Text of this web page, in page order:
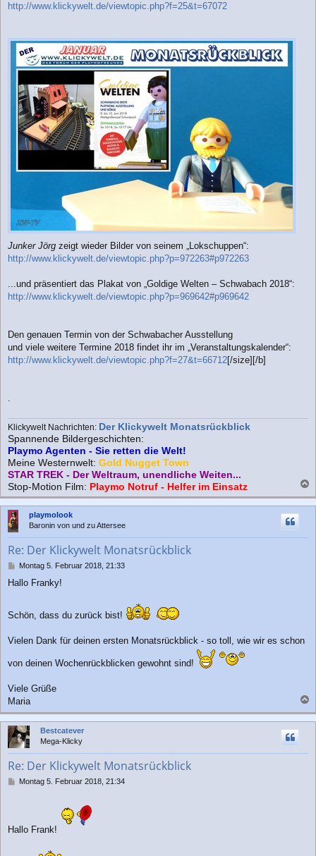
http://www.klickywelt.de/viewtopic.php?f=25&t=67072
Junker Jörg zeigt wieder Bilder von seinem „Lokschuppen“:
http://www.klickywelt.de/viewtopic.php?p=972263#p972263
...und präsentiert das Plakat von „Goldige Welten – Schwabach 2018“:
http://www.klickywelt.de/viewtopic.php?p=969642#p969642
Den genauen Termin von der Schwabacher Ausstellung
und viele weitere Termine 2018 findet ihr im „Veranstaltungskalender“:
http://www.klickywelt.de/viewtopic.php?f=27&t=66712[/size][/b]
.
Klickywelt Nachrichten: Der Klickywelt Monatsrückblick
Spannende Bildergeschichten:
Playmo Agenten - Sie retten die Welt!
Meine Westernwelt: Gold Nugget Town
STAR TREK - Der Weltraum, unendliche Weiten...
Stop-Motion Film: Playmo Notruf - Helfer im Einsatz
a
c
playmolook
Baronin von und zu Attersee
Re: Der Klickywelt Monatsrückblick
B
i
a
Montag 5. Februar 2018, 21:33
Hallo Franky!
Schön, dass du zurück bist!
Vielen Dank für deinen ersten Monatsrückblick - so toll, wie wir es schon
von deinen Wochenrückblicken gewohnt sind!
Viele Grüße
Maria
a
c
Bestcatever
Mega-Klicky
Re: Der Klickywelt Monatsrückblick
B
a
Montag 5. Februar 2018, 21:34
Hallo Frank!